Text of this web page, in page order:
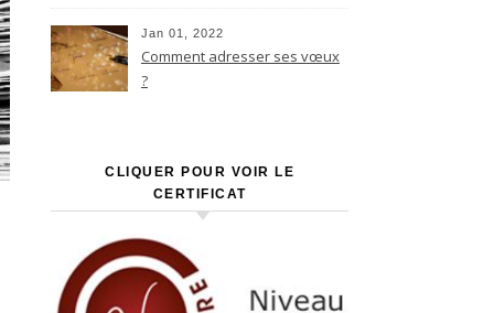
Jan 01, 2022
Comment adresser ses vœux
?
CLIQUER POUR VOIR LE
CERTIFICAT